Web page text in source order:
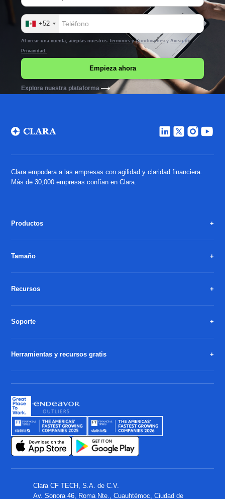
+52
Al crear una cuenta, aceptas nuestrosTerminos y CondicionesyAviso de
Privacidad.
Explora nuestra plataforma
Clara empodera a las empresas con agilidad y claridad financiera.
Más de 30,000 empresas confían en Clara.
Productos
Tamaño
Recursos
Soporte
Herramientas y recursos gratis
Clara CF TECH, S.A. de C.V.
Av. Sonora 46, Roma Nte., Cuauhtémoc, Ciudad de